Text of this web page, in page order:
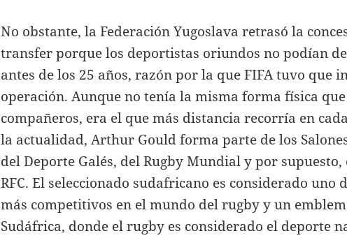
No obstante, la Federación Yugoslava retrasó la
transfer porque los deportistas oriundos no podían
antes de los 25 años, razón por la que FIFA tuvo que
operación. Aunque no tenía la misma forma física que
compañeros, era el que más distancia recorría en
la actualidad, Arthur Gould forma parte de los
del Deporte Galés, del Rugby Mundial y por
RFC. El seleccionado sudafricano es considerado uno
más competitivos en el mundo del rugby y un
Sudáfrica, donde el rugby es considerado el deporte